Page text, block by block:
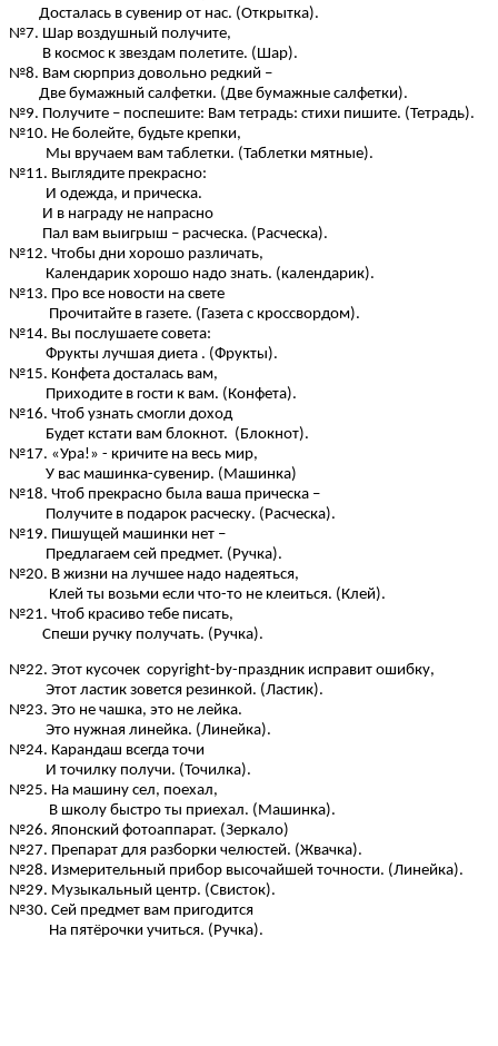
Досталась в сувенир от нас. (Открытка).
№7. Шар воздушный получите,
В космос к звездам полетите. (Шар).
№8. Вам сюрприз довольно редкий –
Две бумажный салфетки. (Две бумажные салфетки).
№9. Получите – поспешите: Вам тетрадь: стихи пишите. (Тетрадь).
№10. Не болейте, будьте крепки,
Мы вручаем вам таблетки. (Таблетки мятные).
№11. Выглядите прекрасно:
И одежда, и прическа.
И в награду не напрасно
Пал вам выигрыш – расческа. (Расческа).
№12. Чтобы дни хорошо различать,
Календарик хорошо надо знать. (календарик).
№13. Про все новости на свете
Прочитайте в газете. (Газета с кроссвордом).
№14. Вы послушаете совета:
Фрукты лучшая диета . (Фрукты).
№15. Конфета досталась вам,
Приходите в гости к вам. (Конфета).
№16. Чтоб узнать смогли доход
Будет кстати вам блокнот. (Блокнот).
№17. «Ура!» - кричите на весь мир,
У вас машинка-сувенир. (Машинка)
№18. Чтоб прекрасно была ваша прическа –
Получите в подарок расческу. (Расческа).
№19. Пишущей машинки нет –
Предлагаем сей предмет. (Ручка).
№20. В жизни на лучшее надо надеяться,
Клей ты возьми если что-то не клеиться. (Клей).
№21. Чтоб красиво тебе писать,
Спеши ручку получать. (Ручка).
№22. Этот кусочек copyright-by-праздник исправит ошибку,
Этот ластик зовется резинкой. (Ластик).
№23. Это не чашка, это не лейка.
Это нужная линейка. (Линейка).
№24. Карандаш всегда точи
И точилку получи. (Точилка).
№25. На машину сел, поехал,
В школу быстро ты приехал. (Машинка).
№26. Японский фотоаппарат. (Зеркало)
№27. Препарат для разборки челюстей. (Жвачка).
№28. Измерительный прибор высочайшей точности. (Линейка).
№29. Музыкальный центр. (Свисток).
№30. Сей предмет вам пригодится
На пятёрочки учиться. (Ручка).